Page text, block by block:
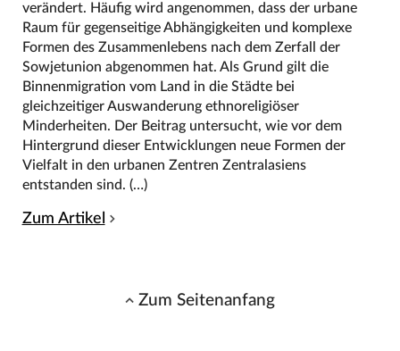
verändert. Häufig wird angenommen, dass der urbane
Raum für gegenseitige Abhängigkeiten und komplexe
Formen des Zusammenlebens nach dem Zerfall der
Sowjetunion abgenommen hat. Als Grund gilt die
Binnenmigration vom Land in die Städte bei
gleichzeitiger Auswanderung ethnoreligiöser
Minderheiten. Der Beitrag untersucht, wie vor dem
Hintergrund dieser Entwicklungen neue Formen der
Vielfalt in den urbanen Zentren Zentralasiens
entstanden sind. (…)
Zum Artikel
Zum Seitenanfang